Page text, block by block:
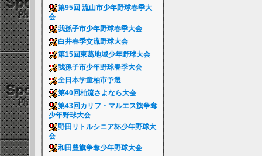
第95回 流山市少年野球春季大
会
我孫子市少年野球春季大会
白井春季交流野球大会
第15回東葛地域少年野球大会
我孫子市少年野球春季大会
全日本学童柏市予選
第40回柏流さよなら大会
第43回カリフ・マルエス旗争奪
少年野球大会
野田リトルシニア杯少年野球大
会
和田豊旗争奪少年野球大会